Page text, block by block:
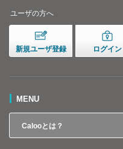
ユーザの方へ
新規ユーザ登録 ログイン
MENU
Calooとは？